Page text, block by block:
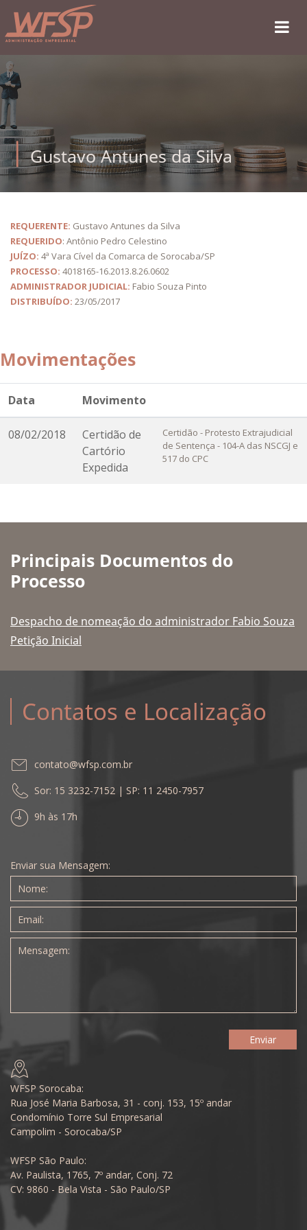
Gustavo Antunes da Silva
REQUERENTE: Gustavo Antunes da Silva
REQUERIDO: Antônio Pedro Celestino
JUÍZO: 4ª Vara Cível da Comarca de Sorocaba/SP
PROCESSO: 4018165-16.2013.8.26.0602
ADMINISTRADOR JUDICIAL: Fabio Souza Pinto
DISTRIBUÍDO: 23/05/2017
Movimentações
Data Movimento
08/02/2018
Certidão de
Cartório
Expedida
Certidão - Protesto Extrajudicial
de Sentença - 104-A das NSCGJ e
517 do CPC
Principais Documentos do
Processo
Despacho de nomeação do administrador Fabio Souza
Petição Inicial
Contatos e Localização
contato@wfsp.com.br
Sor: 15 3232-7152 | SP: 11 2450-7957
9h às 17h
Enviar sua Mensagem:
WFSP Sorocaba:
Rua José Maria Barbosa, 31 - conj. 153, 15º andar
Condomínio Torre Sul Empresarial
Campolim - Sorocaba/SP
WFSP São Paulo:
Av. Paulista, 1765, 7º andar, Conj. 72
CV: 9860 - Bela Vista - São Paulo/SP